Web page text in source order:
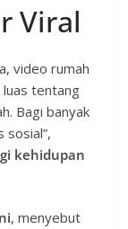
Viral
video rumah
luas tentang
Bagi banyak
sosial”,
kehidupan
, menyebut